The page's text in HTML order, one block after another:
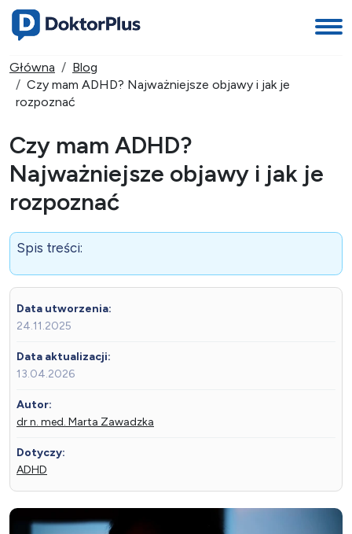
Główna
Blog
Czy mam ADHD? Najważniejsze objawy i jak je
rozpoznać
Czy mam ADHD?
Najważniejsze objawy i jak je
rozpoznać
Spis treści:
Data utworzenia:
24.11.2025
Data aktualizacji:
13.04.2026
Autor:
dr n. med. Marta Zawadzka
Dotyczy:
ADHD